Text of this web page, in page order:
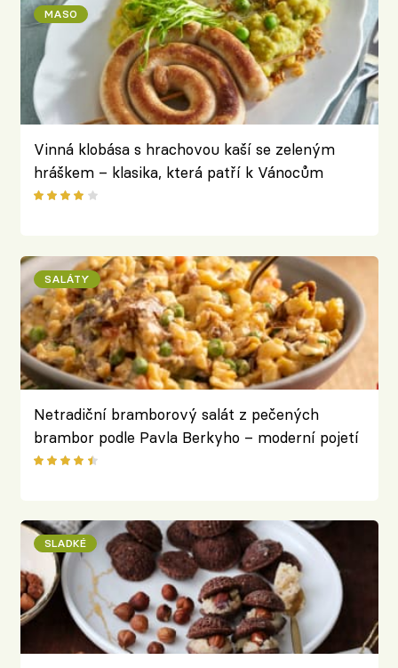
MASO
Vinná klobása s hrachovou kaší se zeleným
hráškem – klasika, která patří k Vánocům
SALÁTY
Netradiční bramborový salát z pečených
brambor podle Pavla Berkyho – moderní pojetí
klasické vánoční přílohy
SLADKÉ